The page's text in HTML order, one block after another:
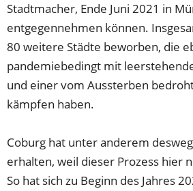
Stadtmacher, Ende Juni 2021 in
entgegennehmen können.
80 weitere Städte beworben, die
pandemiebedingt mit
und einer vom Aussterben
kämpfen haben.
Coburg hat unter anderem
erhalten, weil dieser Prozess hier
So hat sich zu Beginn des Jahres